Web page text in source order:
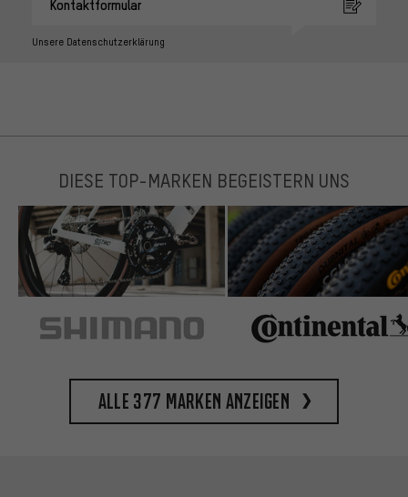
Kontaktformular
Unsere Datenschutzerklärung
DIESE TOP-MARKEN BEGEISTERN UNS
Alle 377 Marken anzeigen